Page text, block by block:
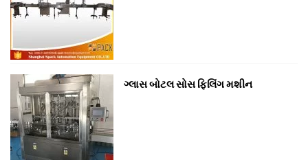
ગ્લાસ બોટલ સોસ ફિલિંગ મશીન